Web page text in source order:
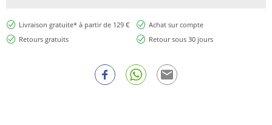
Livraison gratuite* à partir de 129 €
Achat sur compte
Retours gratuits
Retour sous 30 jours